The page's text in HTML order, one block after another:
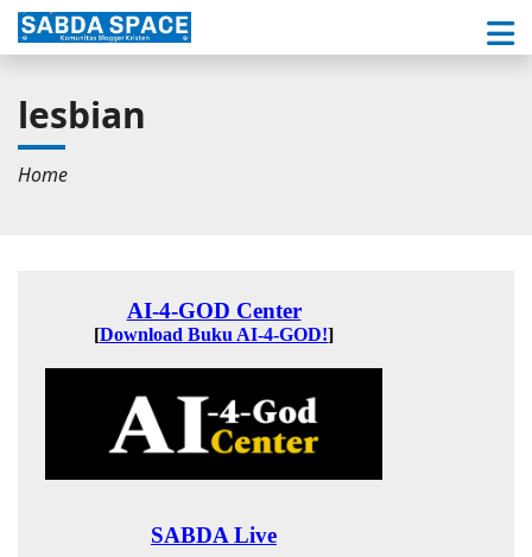
lesbian
Home